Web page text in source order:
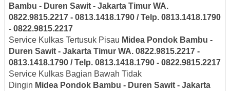
Bambu - Duren Sawit - Jakarta Timur WA.
0822.9815.2217 - 0813.1418.1790 / Telp. 0813.1418.1790
- 0822.9815.2217
Service Kulkas Tertusuk Pisau Midea Pondok Bambu -
Duren Sawit - Jakarta Timur WA. 0822.9815.2217 -
0813.1418.1790 / Telp. 0813.1418.1790 - 0822.9815.2217
Service Kulkas Bagian Bawah Tidak
Dingin Midea Pondok Bambu - Duren Sawit - Jakarta